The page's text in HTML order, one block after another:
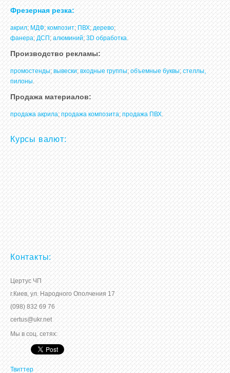
Фрезерная резка:
акрил;МДФ;композит;ПВХ;дерево;
фанера;ДСП ;алюминий;3D обработка.
Производство рекламы:
промостенды;вывески;входные группы;объемные буквы;стеллы,
пилоны.
Продажа материалов:
продажа акрила;продажа композита;продажа ПВХ.
Курсы валют:
Контакты:
Цертус ЧП
г.Киев, ул. Народного Ополчения 17
(098) 832 69 76
certus@ukr.net
Мы в соц. сетях:
Твиттер